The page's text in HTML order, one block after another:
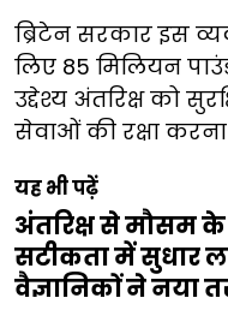
ब्रिटेन सरकार इस
लिए 85 मिलियन
उद्देश्य अंतरिक्ष को
सेवाओं की रक्षा करना
यह भी पढ़ें
अंतरिक्ष से मौसम के
सटीकता में सुधार
वैज्ञानिकों ने नया